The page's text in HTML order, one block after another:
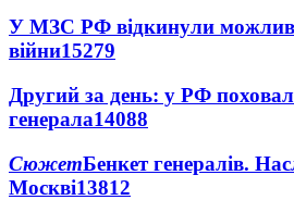
У МЗС РФ відкинули
війни15279
Другий за день: у РФ
генерала14088
СюжетБенкет генералів.
Москві13812